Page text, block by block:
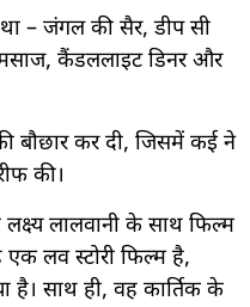
– जंगल की सैर, डीप सी
मसाज, कैंडललाइट डिनर और
बौछार कर दी, जिसमें कई ने
की।
लालवानी के साथ फिल्म
लव स्टोरी फिल्म है,
है। साथ ही, वह कार्तिक के